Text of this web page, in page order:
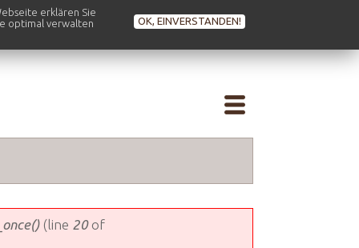
erklären Sie
optimal verwalten
OK, EINVERSTANDEN!
(line 20of